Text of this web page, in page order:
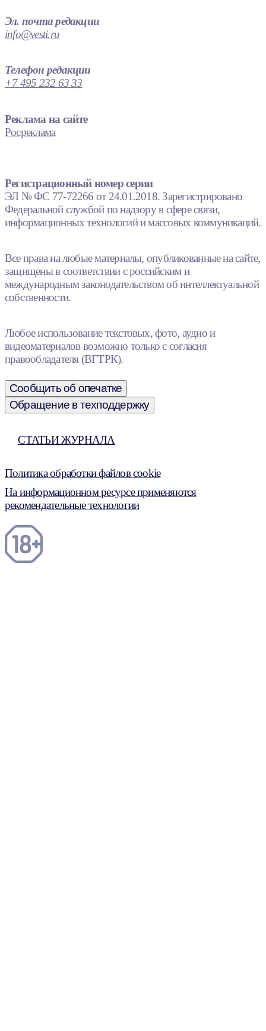
Эл. почта редакции
info@vesti.ru
Телефон редакции
+7 495 232 63 33
Реклама на сайте
Росреклама
Регистрационный номер серии
ЭЛ № ФС 77-72266 от 24.01.2018. Зарегистрировано
Федеральной службой по надзору в сфере связи,
информационных технологий и массовых коммуникаций.
Все права на любые материалы, опубликованные на сайте,
защищены в соответствии с российским и
международным законодательством об интеллектуальной
собственности.
Любое использование текстовых, фото, аудио и
видеоматериалов возможно только с согласия
правообладателя (ВГТРК).
Сообщить об опечатке
Обращение в техподдержку
СТАТЬИ ЖУРНАЛА
Политика обработки файлов cookie
На информационном ресурсе применяются
рекомендательные технологии